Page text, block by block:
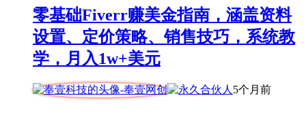
零基础Fiverr赚美金指南，涵盖资料
设置、定价策略、销售技巧，系统教
学，月入1w+美元
5个月前